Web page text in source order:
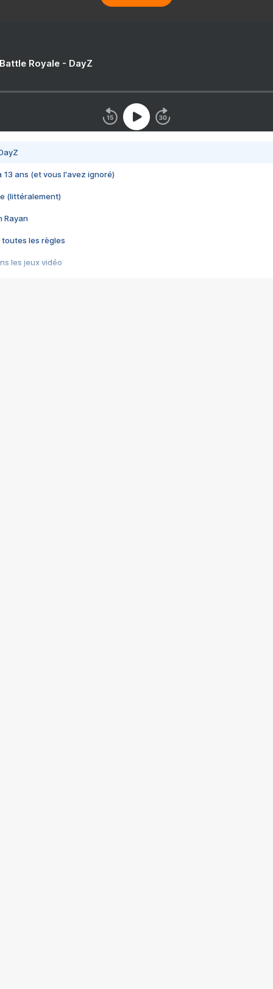
Royale - DayZ
13 ans (et vous l'avez ignoré)
(littéralement)
Rayan
toutes les règles
les jeux vidéo